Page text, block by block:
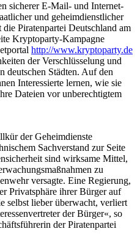
sicherer E-Mail- und Internet-
und geheimdienstlicher
Piratenpartei Deutschland am
Kryptoparty-Kampagne
http://www.kryptoparty.de
der Verschlüsselung und
deutschen Städten. Auf den
Interessierte lernen, wie sie
Dateien vor unberechtigtem
der Geheimdienste
Sachverstand zur Seite
sind wirksame Mittel,
zu
versagte. Eine Regierung,
Privatsphäre ihrer Bürger auf
selbst lieber überwacht, verliert
der Bürger«, so
der Piratenpartei